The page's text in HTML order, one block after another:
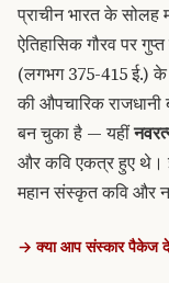
प्राचीन भारत के सोलह
ऐतिहासिक गौरव पर
(लगभग 375-415 ई.) के
की औपचारिक राजधानी
बन चुका है — यहीं
और कवि एकत्र हुए थे।
महान संस्कृत कवि और
→ क्या आप संस्कार पैकेज